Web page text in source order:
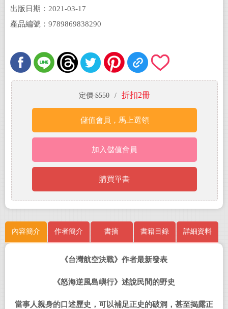
出版日期：2021-03-17
產品編號：9789869838290
定價 $550 / 折扣2冊
儲值會員，馬上選領
加入儲值會員
購買單書
內容簡介 作者簡介 書摘 書籍目錄 詳細資料
《台灣航空決戰》作者最新發表
《怒海逆風島嶼行》述說民間的野史
當事人親身的口述歷史，可以補足正史的破洞，甚至揭露正